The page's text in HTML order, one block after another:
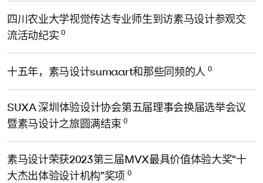
四川农业大学视觉传达专业师生到访素马设计参观交
流活动纪实 0
十五年，素马设计sumaart和那些同频的人 0
SUXA 深圳体验设计协会第五届理事会换届选举会议
暨素马设计之旅圆满结束 0
素马设计荣获2023第三届MVX最具价值体验大奖“十
大杰出体验设计机构”奖项 0